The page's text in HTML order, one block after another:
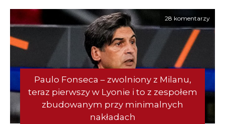
28 komentarzy
Paulo Fonseca – zwolniony z Milanu,
teraz pierwszy w Lyonie i to z zespołem
zbudowanym przy minimalnych
nakładach